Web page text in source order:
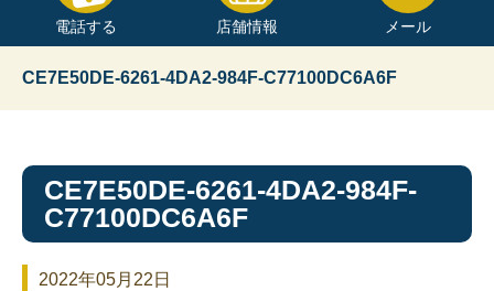
電話する 店舗情報 メール
CE7E50DE-6261-4DA2-984F-C77100DC6A6F
CE7E50DE-6261-4DA2-984F-
C77100DC6A6F
2022年05月22日